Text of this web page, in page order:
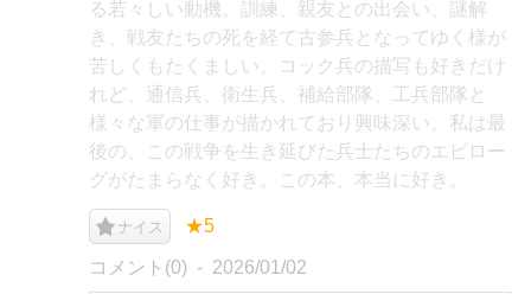
る若々しい動機。訓練、親友との出会い、謎解
き、戦友たちの死を経て古参兵となってゆく様が
苦しくもたくましい。コック兵の描写も好きだけ
れど、通信兵、衛生兵、補給部隊、工兵部隊と
様々な軍の仕事が描かれており興味深い。私は最
後の、この戦争を生き延びた兵士たちのエピロー
グがたまらなく好き。この本、本当に好き。
ナイス ★5
コメント(0) 2026/01/02